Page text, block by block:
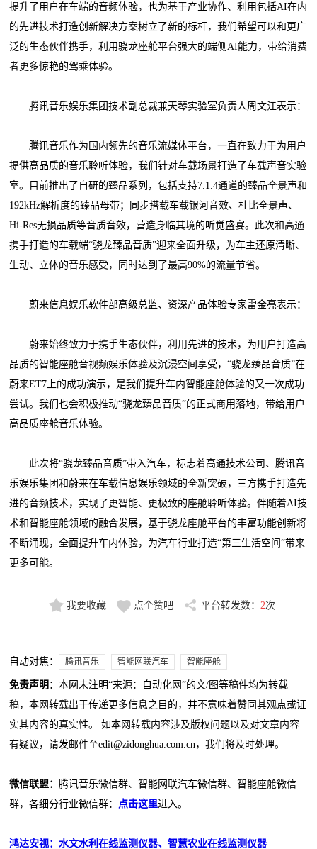
提升了用户在车端的音频体验，也为基于产业协作、利用包括AI在内
的先进技术打造创新解决方案树立了新的标杆，我们希望可以和更广
泛的生态伙伴携手，利用骁龙座舱平台强大的端侧AI能力，带给消费
者更多惊艳的驾乘体验。
腾讯音乐娱乐集团技术副总裁兼天琴实验室负责人周文江表示：
腾讯音乐作为国内领先的音乐流媒体平台，一直在致力于为用户
提供高品质的音乐聆听体验，我们针对车载场景打造了车载声音实验
室。目前推出了自研的臻品系列，包括支持7.1.4通道的臻品全景声和
192kHz解析度的臻品母带；同步搭载车载银河音效、杜比全景声、
Hi-Res无损品质等音质音效，营造身临其境的听觉盛宴。此次和高通
携手打造的车载端“骁龙臻品音质”迎来全面升级，为车主还原清晰、
生动、立体的音乐感受，同时达到了最高90%的流量节省。
蔚来信息娱乐软件部高级总监、资深产品体验专家雷金亮表示：
蔚来始终致力于携手生态伙伴，利用先进的技术，为用户打造高
品质的智能座舱音视频娱乐体验及沉浸空间享受，“骁龙臻品音质”在
蔚来ET7上的成功演示，是我们提升车内智能座舱体验的又一次成功
尝试。我们也会积极推动“骁龙臻品音质”的正式商用落地，带给用户
高品质座舱音乐体验。
此次将“骁龙臻品音质”带入汽车，标志着高通技术公司、腾讯音
乐娱乐集团和蔚来在车载信息娱乐领域的全新突破，三方携手打造先
进的音频技术，实现了更智能、更极致的座舱聆听体验。伴随着AI技
术和智能座舱领域的融合发展，基于骁龙座舱平台的丰富功能创新将
不断涌现，全面提升车内体验，为汽车行业打造“第三生活空间”带来
更多可能。
我要收藏 点个赞吧 平台转发数： 2次
自动对焦： 腾讯音乐 智能网联汽车 智能座舱
免责声明 ：本网未注明“来源：自动化网”的文/图等稿件均为转载
稿，本网转载出于传递更多信息之目的，并不意味着赞同其观点或证
实其内容的真实性。 如本网转载内容涉及版权问题以及对文章内容
有疑议，请发邮件至edit@zidonghua.com.cn，我们将及时处理。
微信联盟： 腾讯音乐微信群、智能网联汽车微信群、智能座舱微信
群，各细分行业微信群：
点击这里进入。
鸿达安视：水文水利在线监测仪器、智慧农业在线监测仪器